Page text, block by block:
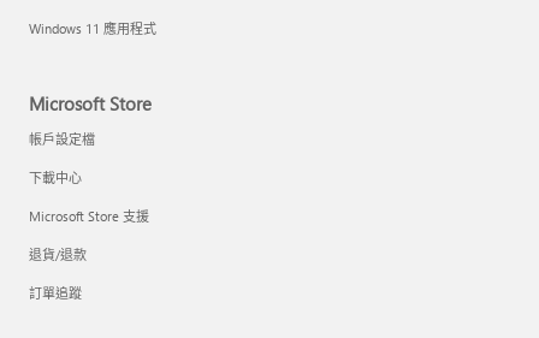
Windows 11 應用程式
Microsoft Store
帳戶設定檔
下載中心
Microsoft Store 支援
退貨/退款
訂單追蹤